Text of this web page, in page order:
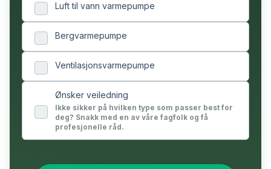
Luft til vann varmepumpe
Bergvarmepumpe
Ventilasjonsvarmepumpe
Ønsker veiledning
Ikke sikker på hvilken type som passer best for
deg? Snakk med en av våre fagfolk og få
profesjonelle råd.